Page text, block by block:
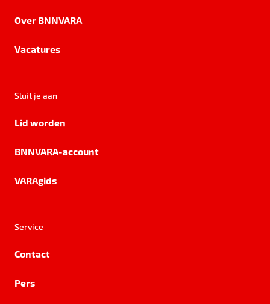
Over BNNVARA
Vacatures
Sluit je aan
Lid worden
BNNVARA-account
VARAgids
Service
Contact
Pers